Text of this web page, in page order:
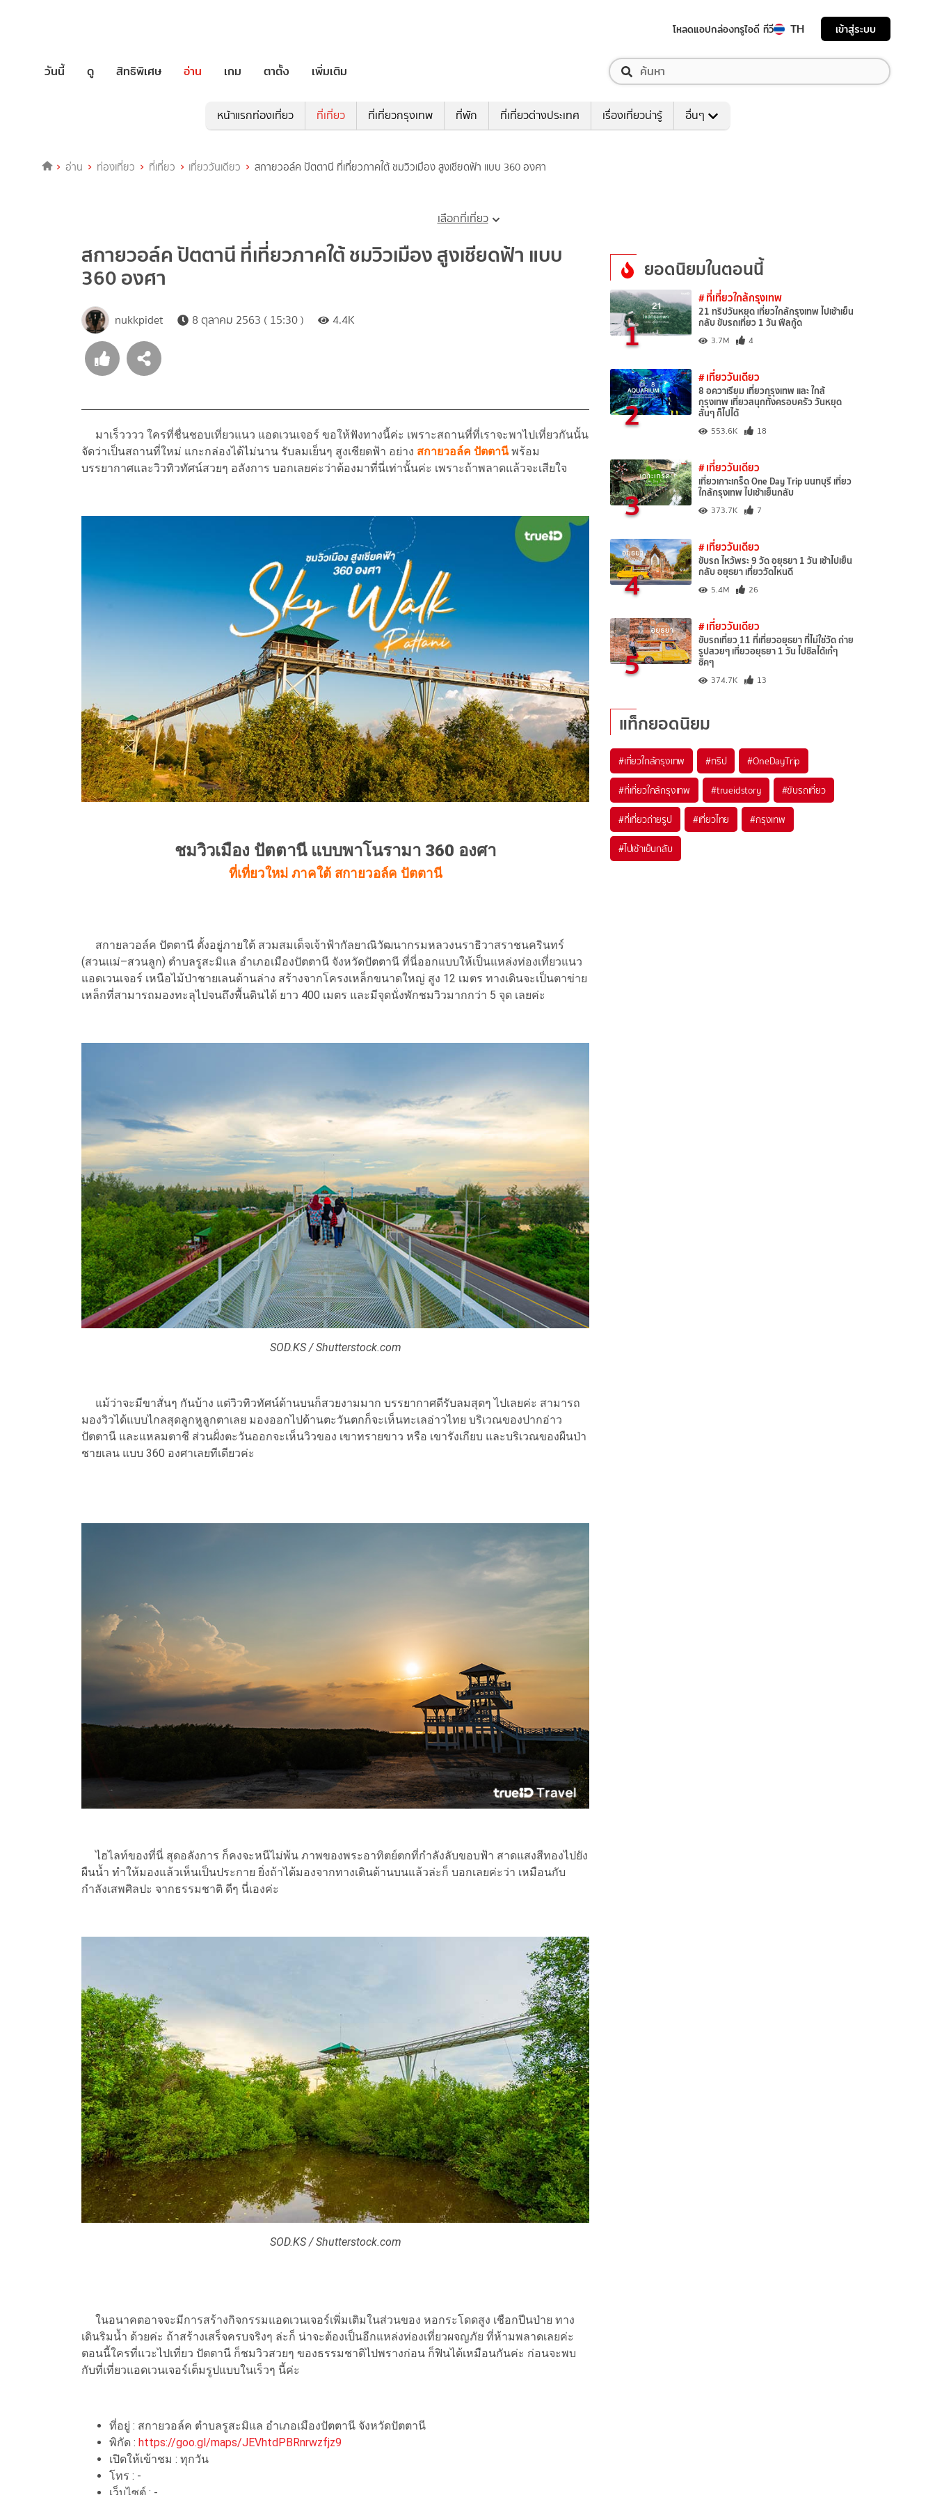
โหลดแอปกล่องทรูไอดี ทีวี TH เข้าสู่ระบบ
วันนี้ ดู สิทธิพิเศษ อ่าน เกม ตาตั้ง เพิ่มเติม
หน้าแรกท่องเที่ยว ที่เที่ยว ที่เที่ยวกรุงเทพ ที่พัก ที่เที่ยวต่างประเทศ เรื่องเที่ยวน่ารู้ อื่นๆ
อ่าน ท่องเที่ยว ที่เที่ยว เที่ยววันเดียว สกายวอล์ค ปัตตานี ที่เที่ยวภาคใต้ ชมวิวเมือง สูงเชียดฟ้า แบบ 360 องศา
เลือกที่เที่ยว
สกายวอล์ค ปัตตานี ที่เที่ยวภาคใต้ ชมวิวเมือง สูงเชียดฟ้า แบบ
360 องศา
nukkpidet 8 ตุลาคม 2563 ( 15:30 ) 4.4K
มาเร็วววว ใครที่ชื่นชอบเที่ยวแนว แอดเวนเจอร์ ขอให้ฟังทางนี้ค่ะ เพราะสถานที่ที่เราจะพาไปเที่ยวกันนั้น
จัดว่าเป็นสถานที่ใหม่ แกะกล่องได้ไม่นาน รับลมเย็นๆ สูงเชียดฟ้า อย่าง สกายวอล์ค ปัตตานีพร้อม
บรรยากาศและวิวทิวทัศน์สวยๆ อลังการ บอกเลยค่ะว่าต้องมาที่นี่เท่านั้นค่ะ เพราะถ้าพลาดแล้วจะเสียใจ
ชมวิวเมือง ปัตตานี แบบพาโนรามา 360 องศา
ที่เที่ยวใหม่ ภาคใต้ สกายวอล์ค ปัตตานี
สกายลวอล์ค ปัตตานี ตั้งอยู่ภายใต้ สวมสมเด็จเจ้าฟ้ากัลยาณิวัฒนากรมหลวงนราธิวาสราชนครินทร์
(สวนแม่–สวนลูก) ตำบลรูสะมิแล อำเภอเมืองปัตตานี จังหวัดปัตตานี ที่นี่ออกแบบให้เป็นแหล่งท่องเที่ยวแนว
แอดเวนเจอร์ เหนือไม้ป่าชายเลนด้านล่าง สร้างจากโครงเหล็กขนาดใหญ่ สูง 12 เมตร ทางเดินจะเป็นตาข่าย
เหล็กที่สามารถมองทะลุไปจนถึงพื้นดินได้ ยาว 400 เมตร และมีจุดนั่งพักชมวิวมากกว่า 5 จุด เลยค่ะ
SOD.KS / Shutterstock.com
แม้ว่าจะมีขาสั่นๆ กันบ้าง แต่วิวทิวทัศน์ด้านบนก็สวยงามมาก บรรยากาศดีรับลมสุดๆ ไปเลยค่ะ สามารถ
มองวิวได้แบบไกลสุดลูกหูลูกตาเลย มองออกไปด้านตะวันตกก็จะเห็นทะเลอ่าวไทย บริเวณของปากอ่าว
ปัตตานี และแหลมตาชี ส่วนฝั่งตะวันออกจะเห็นวิวของ เขาทรายขาว หรือ เขารังเกียบ และบริเวณของผืนป่า
ชายเลน แบบ 360 องศาเลยทีเดียวค่ะ
ไฮไลท์ของที่นี่ สุดอลังการ ก็คงจะหนีไม่พ้น ภาพของพระอาทิตย์ตกที่กำลังลับขอบฟ้า สาดแสงสีทองไปยัง
ผืนน้ำ ทำให้มองแล้วเห็นเป็นประกาย ยิ่งถ้าได้มองจากทางเดินด้านบนแล้วล่ะก็ บอกเลยค่ะว่า เหมือนกับ
กำลังเสพศิลปะ จากธรรมชาติ ดีๆ นี่เองค่ะ
SOD.KS / Shutterstock.com
ในอนาคตอาจจะมีการสร้างกิจกรรมแอดเวนเจอร์เพิ่มเติมในส่วนของ หอกระโดดสูง เชือกปีนป่าย ทาง
เดินริมน้ำ ด้วยค่ะ ถ้าสร้างเสร็จครบจริงๆ ล่ะก็ น่าจะต้องเป็นอีกแหล่งท่องเที่ยวผจญภัย ที่ห้ามพลาดเลยค่ะ
ตอนนี้ใครที่แวะไปเที่ยว ปัตตานี ก็ชมวิวสวยๆ ของธรรมชาติไปพรางก่อน ก็ฟินได้เหมือนกันค่ะ ก่อนจะพบ
กับที่เที่ยวแอดเวนเจอร์เต็มรูปแบบในเร็วๆ นี้ค่ะ
ที่อยู่ : สกายวอล์ค ตำบลรูสะมิแล อำเภอเมืองปัตตานี จังหวัดปัตตานี
พิกัด : https://goo.gl/maps/JEVhtdPBRnrwzfjz9
เปิดให้เข้าชม : ทุกวัน
โทร : -
ยอดนิยมในตอนนี้
1
# ที่เที่ยวใกล้กรุงเทพ
21 ทริปวันหยุด เที่ยวใกล้กรุงเทพ ไปเช้าเย็น
กลับ ขับรถเที่ยว 1 วัน ฟีลกู้ด
3.7M 4
2
# เที่ยววันเดียว
8 อควาเรียม เที่ยวกรุงเทพ และ ใกล้
กรุงเทพ เที่ยวสนุกทั้งครอบครัว วันหยุด
สั้นๆ ก็ไปได้
553.6K 18
3
# เที่ยววันเดียว
เที่ยวเกาะเกร็ด One Day Trip นนทบุรี เที่ยว
ใกล้กรุงเทพ ไปเช้าเย็นกลับ
373.7K 7
4
# เที่ยววันเดียว
ขับรถ ไหว้พระ 9 วัด อยุธยา 1 วัน เช้าไปเย็น
กลับ อยุธยา เที่ยววัดไหนดี
5.4M 26
5
# เที่ยววันเดียว
ขับรถเที่ยว 11 ที่เที่ยวอยุธยา ที่ไม่ใช่วัด ถ่าย
รูปสวยๆ เที่ยวอยุธยา 1 วัน ไปชิลได้เก๋ๆ
ชิคๆ
374.7K 13
แท็กยอดนิยม
#เที่ยวใกล้กรุงเทพ #ทริป #OneDayTrip
#ที่เที่ยวใกล้กรุงเทพ #trueidstory #ขับรถเที่ยว
#ที่เที่ยวถ่ายรูป #เที่ยวไทย #กรุงเทพ
#ไปเช้าเย็นกลับ